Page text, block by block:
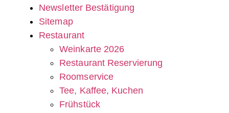
Newsletter Bestätigung
Sitemap
Restaurant
Weinkarte 2026
Restaurant Reservierung
Roomservice
Tee, Kaffee, Kuchen
Frühstück